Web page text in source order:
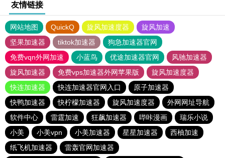
友情链接
网站地图 QuickQ 旋风加速度器
旋风加速
坚果加速器
tiktok加速器
狗急加速器官网
免费vqn外网加速
小蓝鸟 优途加速器官网
风驰加速器
旋风加速器
免费vps加速器外网苹果版
旋风加速度器
快连加速器
快连加速器官网入口
原子加速器
快鸭加速器
快柠檬加速器 旋风加速度器
外网网址导航
软件中心
雷霆加速 狂飙加速器 哔咔漫画
瑞乐小说
小美
小美vpn 小美加速器 星星加速器
西柚加速
纸飞机加速器
雷轰官网加速器